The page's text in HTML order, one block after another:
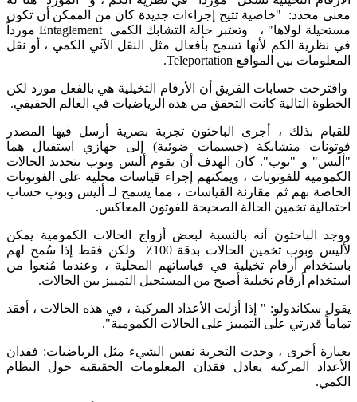
معنى محدد: "خاصية تتيح إجراءات جديدة كان من الممكن أن تكون
مستحيلة لولاها" ، وتعتبر حالة التشابك الكمي Entaglement مورداً
في نظرية الكم لأنها تسمح بأفعال مثل النقل الآني الكمي ، أو نقل
المعلومات بين المواقع Teleportation.
واقترحت حسابات الفريق أن الأرقام التخيلية هي بالفعل مورد لكن
الخطوة التالية كانت التحقق من هذه الرياضيات في العالم الحقيقي.
للقيام بذلك ، أجرى الباحثون تجربة بصرية أرسل فيها المصدر
فوتونات متشابكة (جسيمات ضوئية) إلى جهازي استقبال هما
"أليس" و "بوب". كان الهدف أن يقوم أليس وبوب بتحديد الحالات
الكمومية للفوتونات ، ويمكنهم إجراء قياسات محلية على الفوتونات
الخاصة بهم ثم مقارنة القياسات ، مما يسمح لـ أليس وبوب حساب
احتمالية تخمين الحالة الصحيحة للفوتون المعاكس.
ووجد الباحثون أنه بالنسبة لبعض أزواج الحالات الكمومية يمكن
لأليس وبوب تخمين الحالات بدقة 100٪ ولكن فقط إذا سُمح لهم
باستخدام أرقام تخيلية في قياساتهم المحلية ، وعندما مُنعوا من
استخدام أرقام تخيلية أصبح من المستحيل التمييز بين الحالات.
يقول سكاندولو: " إذا أزلت الأعداد المركبة ، في هذه الحالات ، أفقد
تماماً قدرتي على التمييز على الحالات الكمومية".
بعبارة أخرى ، وجدت التجربة نفس الشيء مثل الرياضيات: فقدان
الأعداد المركبة يعادل فقدان المعلومات الحقيقية حول النظام
الكمي.